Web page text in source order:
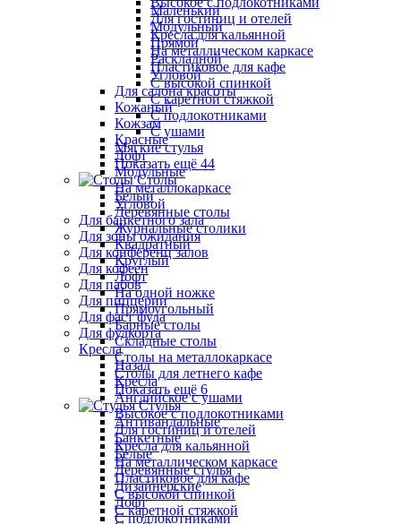
Для гостиниц и отелей
Кресла для кальянной
На металлическом каркасе
Пластиковое для кафе
С высокой спинкой
С каретной стяжкой
С подлокотниками
С ушами
Мягкие стулья
Показать ещё 44
Столы
Белый
Деревянные столы
Журнальные столики
Квадратный
Круглый
Лофт
На одной ножке
Прямоугольный
Барные столы
Складные столы
Столы на металлокаркасе
Столы для летнего кафе
Показать ещё 6
Стулья
Антивандальные
Банкетные
Белые
Деревянные стулья
Дизайнерские
Лофт
С подлокотниками
Маленький
Модульный
Прямой
Раскладной
Угловой
Для салона красоты
Кожаный
Кожзам
Красные
Лофт
Модульные
На металлокаркасе
Угловой
Для банкетного зала
Для зоны ожидания
Для конференц залов
Для кофеен
Для пабов
Для пиццерии
Для фаст фуда
Для фудкорта
Кресла
Назад
Кресла
Английское с ушами
Высокое с подлокотниками
Для гостиниц и отелей
Кресла для кальянной
На металлическом каркасе
Пластиковое для кафе
С высокой спинкой
С каретной стяжкой